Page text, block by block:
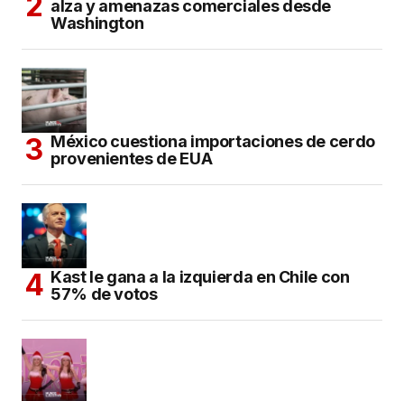
alza y amenazas comerciales desde
Washington
México cuestiona importaciones de cerdo
provenientes de EUA
Kast le gana a la izquierda en Chile con
57% de votos